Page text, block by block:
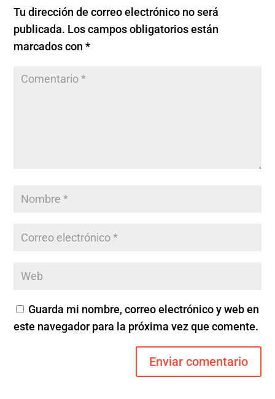
Tu dirección de correo electrónico no será
publicada. Los campos obligatorios están
marcados con*
Guarda mi nombre, correo electrónico y web en
este navegador para la próxima vez que comente.